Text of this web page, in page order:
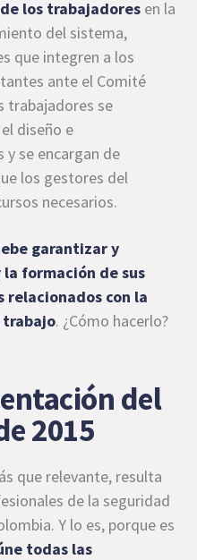
los trabajadores en la
del sistema,
que integren a los
ante el Comité
trabajadores se
diseño e
se encargan de
los gestores del
necesarios.
garantizar y
formación de sus
relacionados con la
trabajo. ¿Cómo hacerlo?
del
2015
que relevante, resulta
de la seguridad
Y lo es, porque es
todas las